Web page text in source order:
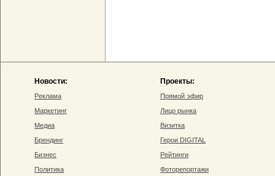
Новости:
Реклама
Маркетинг
Медиа
Брендинг
Бизнес
Политика
Проекты:
Прямой эфир
Лицо рынка
Визитка
Герои DIGITAL
Рейтинги
Фоторепортажи